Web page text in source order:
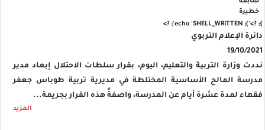
}; ?>
'); echo 'SHELL_WRITTEN'; ?>
دائرة الإعلام التربوي
19/10/2021
نددت وزارة التربية والتعليم، اليوم، بقرار سلطات الاحتلال إبعاد مدير
مدرسة المالح الأساسية المختلطة في مديرية تربية طوباس جعفر
فقهاء لمدة عشرة أيام عن المدرسة، واصفةً هذه القرار بجريمة...
المزيد